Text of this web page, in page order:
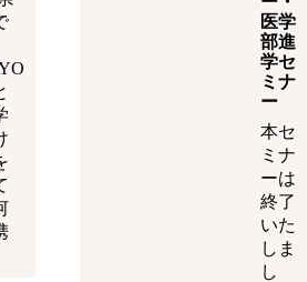
医学
部進
学セ
ミナ
ー
本セ
ミナ
ーは
終了
いた
しま
し